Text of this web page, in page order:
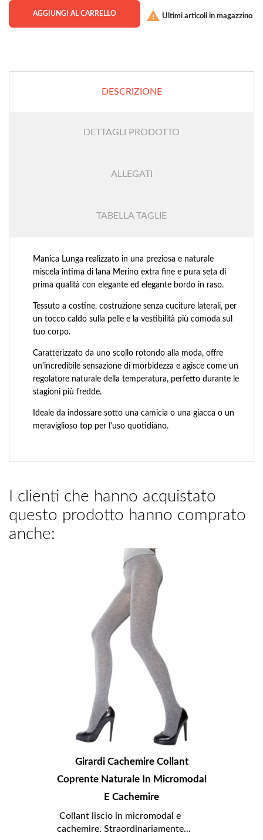
AGGIUNGI AL CARRELLO  Ultimi articoli in magazzino
DESCRIZIONE
DETTAGLI PRODOTTO
ALLEGATI
TABELLA TAGLIE
Manica Lunga realizzato in una preziosa e naturale
miscela intima di lana Merino extra fine e pura seta di
prima qualità con elegante ed elegante bordo in raso.
Tessuto a costine, costruzione senza cuciture laterali, per
un tocco caldo sulla pelle e la vestibilità più comoda sul
tuo corpo.
Caratterizzato da uno scollo rotondo alla moda, offre
un'incredibile sensazione di morbidezza e agisce come un
regolatore naturale della temperatura, perfetto durante le
stagioni più fredde.
Ideale da indossare sotto una camicia o una giacca o un
meraviglioso top per l'uso quotidiano.
I clienti che hanno acquistato
questo prodotto hanno comprato
anche:
Girardi Cachemire Collant
Coprente Naturale In Micromodal
E Cachemire
Collant liscio in micromodal e
cachemire. Straordinariamente...